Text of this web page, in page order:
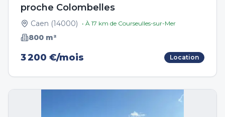
proche Colombelles
Caen (14000) • À 17 km de Courseulles-sur-Mer
800 m²
3 200 €/mois Location